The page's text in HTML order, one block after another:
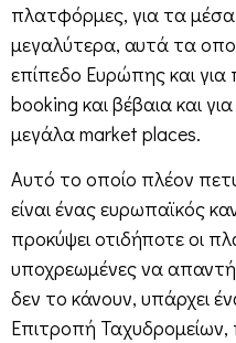
πλατφόρμες, για τα μέσα
μεγαλύτερα, αυτά τα
επίπεδο Ευρώπης και
booking και βέβαια και
μεγάλα market places.
Αυτό το οποίο πλέον
είναι ένας ευρωπαϊκός
προκύψει οτιδήποτε οι
υποχρεωμένες να
δεν το κάνουν, υπάρχει
Επιτροπή Ταχυδρομείων,